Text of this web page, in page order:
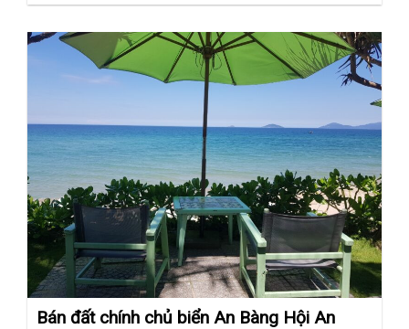
Bán đất chính chủ biển An Bàng Hội An